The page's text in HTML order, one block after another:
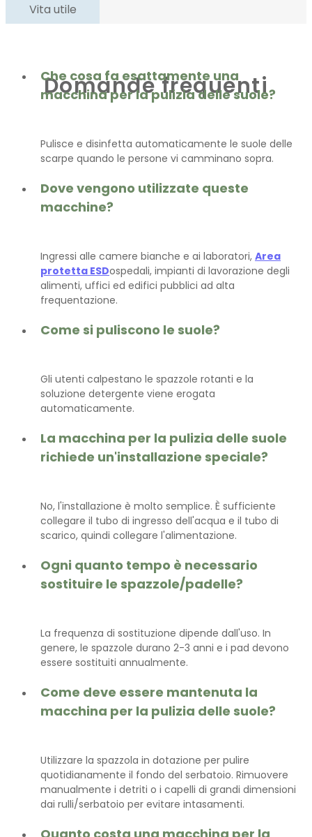
Vita utile
Domande frequenti
Che cosa fa esattamente una
macchina per la pulizia delle suole?
Pulisce e disinfetta automaticamente le suole delle
scarpe quando le persone vi camminano sopra.
Dove vengono utilizzate queste
macchine?
Ingressi alle camere bianche e ai laboratori, Area
protetta ESDospedali, impianti di lavorazione degli
alimenti, uffici ed edifici pubblici ad alta
frequentazione.
Come si puliscono le suole?
Gli utenti calpestano le spazzole rotanti e la
soluzione detergente viene erogata
automaticamente.
La macchina per la pulizia delle suole
richiede un'installazione speciale?
No, l'installazione è molto semplice. È sufficiente
collegare il tubo di ingresso dell'acqua e il tubo di
scarico, quindi collegare l'alimentazione.
Ogni quanto tempo è necessario
sostituire le spazzole/padelle?
La frequenza di sostituzione dipende dall'uso. In
genere, le spazzole durano 2-3 anni e i pad devono
essere sostituiti annualmente.
Come deve essere mantenuta la
macchina per la pulizia delle suole?
Utilizzare la spazzola in dotazione per pulire
quotidianamente il fondo del serbatoio. Rimuovere
manualmente i detriti o i capelli di grandi dimensioni
dai rulli/serbatoio per evitare intasamenti.